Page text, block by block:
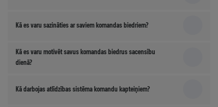
Kā es varu sazināties ar saviem komandas biedriem?
Kā es varu motivēt savus komandas biedrus sacensību
dienā?
Kā darbojas atlīdzības sistēma komandu kapteiņiem?